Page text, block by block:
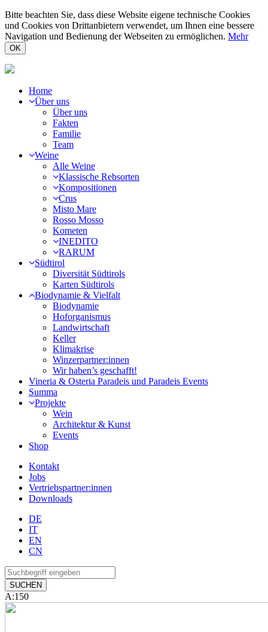
Bitte beachten Sie, dass diese Website eigene technische Cookies
und Cookies von Drittanbietern verwendet, um Ihnen eine bessere
Navigation und Bedienung der Webseiten zu ermöglichen. Mehr
OK
Home
Über uns
Über uns
Fakten
Familie
Team
Weine
Alle Weine
Klassische Rebsorten
Kompositionen
Crus
Misto Mare
Rosso Mosso
Kometen
INEDITO
RARUM
Südtirol
Diversität Südtirols
Karten Südtirols
Biodynamie & Vielfalt
Biodynamie
Hoforganismus
Landwirtschaft
Keller
Klimakrise
Winzerpartner:innen
Wir haben’s geschafft!
Vineria & Osteria Paradeis und Paradeis Events
Summa
Projekte
Wein
Architektur & Kunst
Events
Shop
Kontakt
Jobs
Vertriebspartner:innen
Downloads
DE
IT
EN
CN
A:150